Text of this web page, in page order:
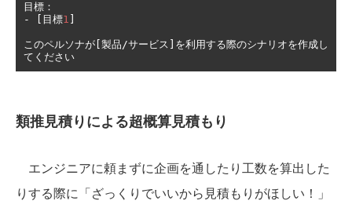
目標：
-
[目標1
このペルソナが[製品/サービス]を利用する際のシナリオを作成し
てください
類推見積りによる超概算見積もり
エンジニアに頼まずに企画を通したり工数を算出した
りする際に「ざっくりでいいから見積もりがほしい！」